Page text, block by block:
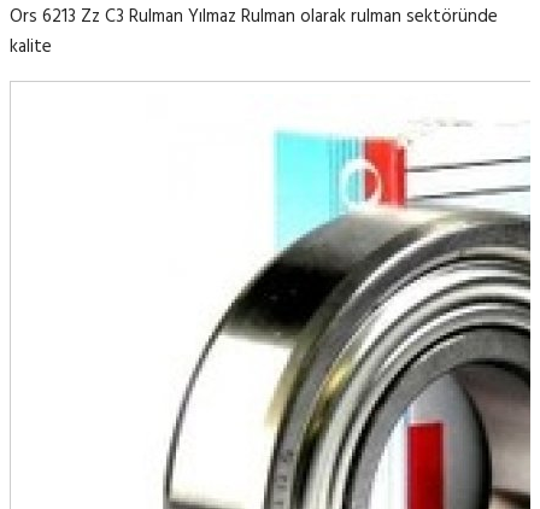
Ors 6213 Zz C3 Rulman Yılmaz Rulman olarak rulman sektöründe
kalite